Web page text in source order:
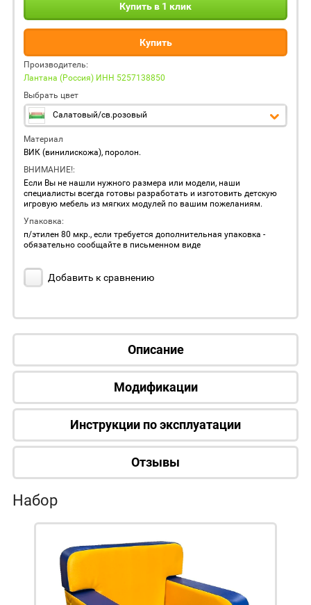
Купить в 1 клик
Купить
Производитель:
Лантана (Россия) ИНН 5257138850
Выбрать цвет
Салатовый/св.розовый
Материал
ВИК (винилискожа), поролон.
ВНИМАНИЕ!:
Если Вы не нашли нужного размера или модели, наши
специалисты всегда готовы разработать и изготовить детскую
игровую мебель из мягких модулей по вашим пожеланиям.
Упаковка:
п/этилен 80 мкр., если требуется дополнительная упаковка -
обязательно сообщайте в письменном виде
Добавить к сравнению
Описание
Модификации
Инструкции по эксплуатации
Отзывы
Набор